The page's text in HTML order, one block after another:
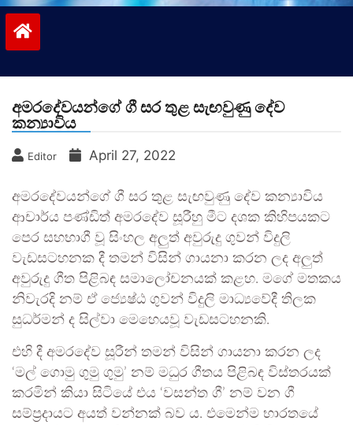
අමරදේවයන්ගේ ගී සර තුළ සැඟවුණු දේව
කන්‍යාවිය
Editor April 27, 2022
අමරදේවයන්ගේ ගී සර තුළ සැඟවුණු දේව කන්‍යාවිය
ආචාර්ය පණ්ඩිත් අමරදේව සූරීහු මීට දශක කිහිපයකට
පෙර සහභාගී වූ සිංහල අලුත් අවුරුදු ගුවන් විදුලි
වැඩසටහනක දී තමන් විසින් ගායනා කරන ලද අලුත්
අවුරුදු ගීත පිළිබඳ සමාලෝචනයක් කළහ. මගේ මතකය
නිවැරදි නම් ඒ ජ්‍යෙෂ්ඨ ගුවන් විදුලි මාධ්‍යවේදී තිලක
සුධර්මන් ද සිල්වා මෙහෙයවූ වැඩසටහනකි.
එහි දී අමරදේව සූරීන් තමන් විසින් ගායනා කරන ලද
‘මල් ගොමු ගුමු ගුමු’ නම් මධුර ගීතය පිළිබඳ විස්තරයක්
කරමින් කියා සිටියේ එය ‘වසන්ත ගී’ නම් වන ගී
සම්ප්‍රදායට අයත් වන්නක් බව ය. එමෙන්ම භාරතයේ